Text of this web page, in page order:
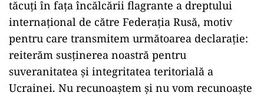
tăcuţi în faţa încălcării flagrante a dreptului
internaţional de către Federaţia Rusă, motiv
pentru care transmitem următoarea declaraţie:
reiterăm susţinerea noastră pentru
suveranitatea şi integritatea teritorială a
Ucrainei. Nu recunoaştem şi nu vom recunoaşte